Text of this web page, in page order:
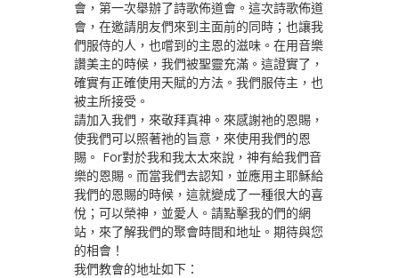
會，第一次舉辦了詩歌佈道會。這次詩歌佈道
會，在邀請朋友們來到主面前的同時；也讓我
們服侍的人，也嚐到的主恩的滋味。在用音樂
讚美主的時候，我們被聖靈充滿。這證實了，
確實有正確使用天賦的方法。我們服侍主，也
被主所接受。
請加入我們，來敬拜真神。來感謝祂的恩賜，
使我們可以照著祂的旨意，來使用我們的恩
賜。 For對於我和我太太來說，神有給我們音
樂的恩賜。而當我們去認知，並應用主耶穌給
我們的恩賜的時候，這就變成了一種很大的喜
悅；可以榮神，並愛人。請點擊我的們的網
站，來了解我們的聚會時間和地址。期待與您
的相會！
我們教會的地址如下：